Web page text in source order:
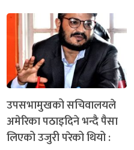
उपसभामुखको सचिवालयले
अमेरिका पठाइदिने भन्दै पैसा
लिएको उजुरी परेको थियो :